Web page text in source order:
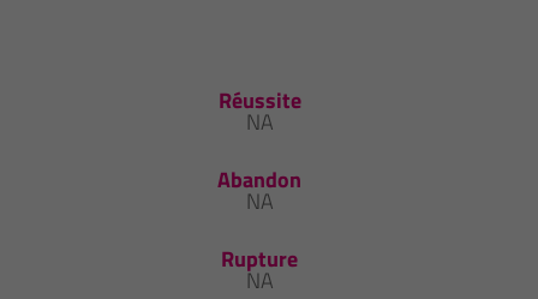
Réussite
NA
Abandon
NA
Rupture
NA